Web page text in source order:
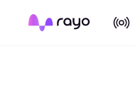
On Air